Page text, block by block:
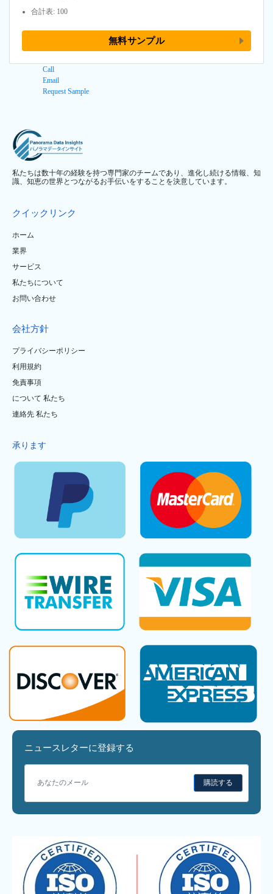
合計表: 100
無料サンプル
Call
Email
Request Sample
私たちは数十年の経験を持つ専門家のチームであり、進化し続ける情報、知
識、知恵の世界とつながるお手伝いをすることを決意しています。
クイックリンク
ホーム
業界
サービス
私たちについて
お問い合わせ
会社方針
プライバシーポリシー
利用規約
免責事項
について 私たち
連絡先 私たち
承ります
ニュースレターに登録する
購読する